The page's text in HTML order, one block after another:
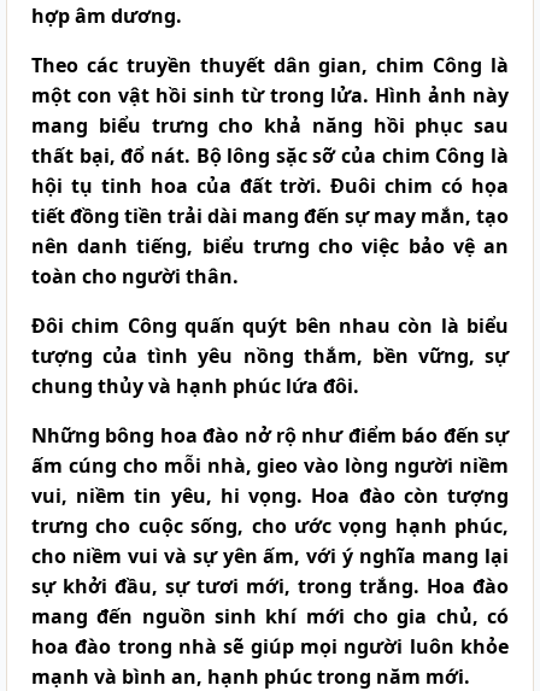
hợp âm dương.
Theo các truyền thuyết dân gian, chim Công là
một con vật hồi sinh từ trong lửa. Hình ảnh này
mang biểu trưng cho khả năng hồi phục sau
thất bại, đổ nát. Bộ lông sặc sỡ của chim Công là
hội tụ tinh hoa của đất trời. Đuôi chim có họa
tiết đồng tiền trải dài mang đến sự may mắn, tạo
nên danh tiếng, biểu trưng cho việc bảo vệ an
toàn cho người thân.
Đôi chim Công quấn quýt bên nhau còn là biểu
tượng của tình yêu nồng thắm, bền vững, sự
chung thủy và hạnh phúc lứa đôi.
Những bông hoa đào nở rộ như điểm báo đến sự
ấm cúng cho mỗi nhà, gieo vào lòng người niềm
vui, niềm tin yêu, hi vọng. Hoa đào còn tượng
trưng cho cuộc sống, cho ước vọng hạnh phúc,
cho niềm vui và sự yên ấm, với ý nghĩa mang lại
sự khởi đầu, sự tươi mới, trong trắng. Hoa đào
mang đến nguồn sinh khí mới cho gia chủ, có
hoa đào trong nhà sẽ giúp mọi người luôn khỏe
mạnh và bình an, hạnh phúc trong năm mới.